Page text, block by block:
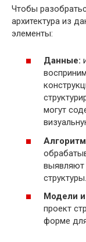
Чтобы
архитектура из
элементы:
Данные:
могут
выявляют
структуры.
Модели и
проект
форме